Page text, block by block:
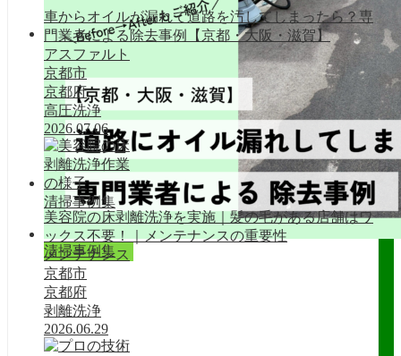
清掃事例集
清掃事例集
車からオイルが漏れて道路を汚してしまったら？専
門業者による除去事例【京都・大阪・滋賀】
アスファルト
京都市
京都府
高圧洗浄
2026.07.06
清掃事例集
美容院の床剥離洗浄を実施｜髪の毛がある店舗はワ
ックス不要！｜メンテナンスの重要性
メンテナンス
京都市
京都府
剥離洗浄
2026.06.29